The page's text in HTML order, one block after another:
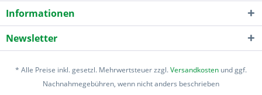
Informationen
Newsletter
* Alle Preise inkl. gesetzl. Mehrwertsteuer zzgl.Versandkosten und ggf.
Nachnahmegebühren, wenn nicht anders beschrieben